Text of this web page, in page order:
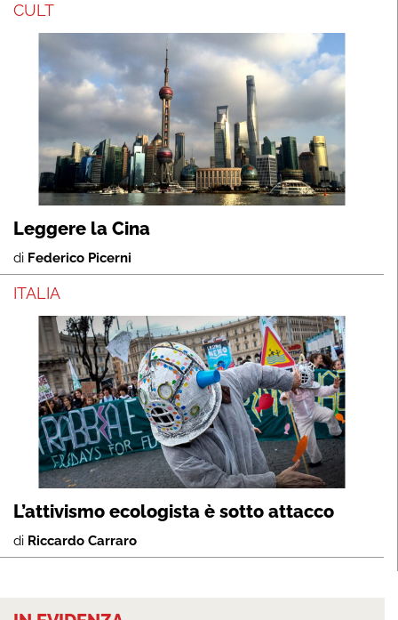
CULT
Leggere la Cina
di Federico Picerni
ITALIA
L’attivismo ecologista è sotto attacco
di Riccardo Carraro